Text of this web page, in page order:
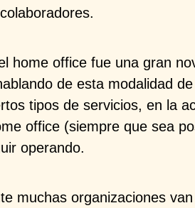
home office fue una gran
de esta modalidad
tipos de servicios, en la
office (siempre que sea
operando.
muchas organizaciones